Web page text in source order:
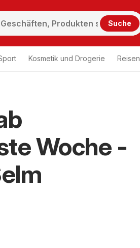
Suche
Kosmetik und Drogerie Reisen
Woche -